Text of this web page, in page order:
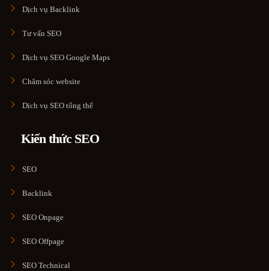
Dịch vụ Backlink
Tư vấn SEO
Dịch vụ SEO Google Maps
Chăm sóc website
Dịch vụ SEO tổng thể
Kiến thức SEO
SEO
Backlink
SEO Onpage
SEO Offpage
SEO Technical